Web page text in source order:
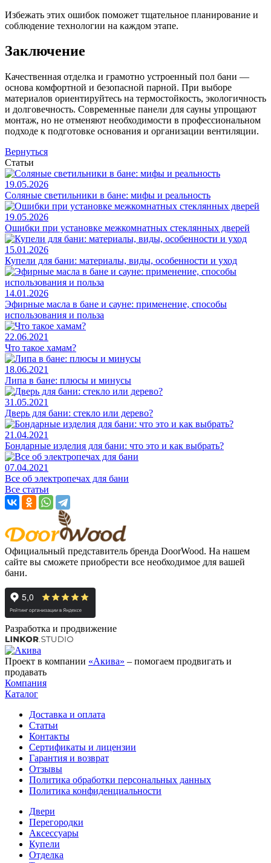
Избежать этих ошибок поможет тщательное планирование и
соблюдение технологии на каждом этапе.
Заключение
Качественная отделка и грамотно устроенный пол бани —
основа комфортной и безопасной парной. При выборе
материалов ориентируйтесь на термостойкость, экологичность
и долговечность. Современные панели для сауны упрощают
монтаж, но не отменяют необходимости в профессиональном
подходе к подготовке основания и организации вентиляции.
Вернуться
Статьи
19.05.2026
Соляные светильники в бане: мифы и реальность
19.05.2026
Ошибки при установке межкомнатных стеклянных дверей
15.01.2026
Купели для бани: материалы, виды, особенности и уход
14.01.2026
Эфирные масла в бане и сауне: применение, способы
использования и польза
22.06.2021
Что такое хамам?
18.06.2021
Липа в бане: плюсы и минусы
31.05.2021
Дверь для бани: стекло или дерево?
21.04.2021
Бондарные изделия для бани: что это и как выбрать?
07.04.2021
Все об электропечах для бани
Все статьи
Официальный представитель бренда DoorWood. На нашем
сайте вы сможете приобрести все необходимое для вашей
бани.
Разработка и продвижение
Проект в компании «Акива» – помогаем продвигать и
продавать
Компания
Каталог
Доставка и оплата
Статьи
Контакты
Сертификаты и лицензии
Гарантия и возврат
Отзывы
Политика обработки персональных данных
Политика конфиденциальности
Двери
Перегородки
Аксессуары
Купели
Отделка